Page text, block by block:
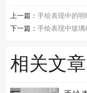
上一篇： 手绘表现中的明
下一篇： 手绘表现中玻璃
相关文章